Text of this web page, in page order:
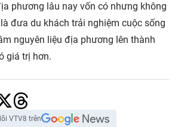
phương lâu nay vốn có nhưng không
đưa du khách trải nghiệm cuộc sống
nguyên liệu địa phương lên thành
giá trị hơn.
VTV8 trên